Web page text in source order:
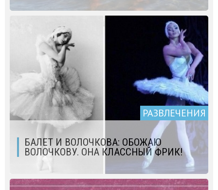
РАЗВЛЕЧЕНИЯ
БАЛЕТ И ВОЛОЧКОВА: ОБОЖАЮ
ВОЛОЧКОВУ. ОНА КЛАССНЫЙ ФРИК!